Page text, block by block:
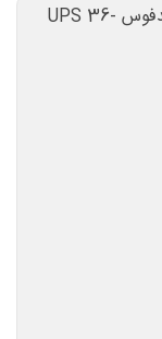
پمپ سیرکوله گراندفوس UPS 36-